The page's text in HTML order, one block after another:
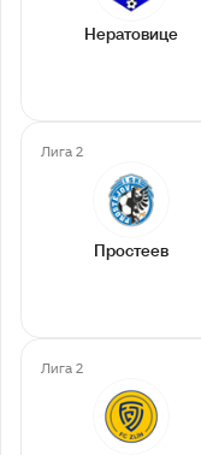
Нератовице
Лига 2
Простеев
Лига 2